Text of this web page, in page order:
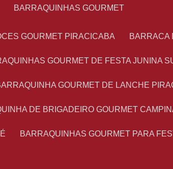
BARRAQUINHAS GOURMET
GOURMET PIRACICABA
GOURMET DE FESTA JUNINA
BARRAQUINHA GOURMET DE LANCHE
DE BRIGADEIRO GOURMET
BARRAQUINHAS GOURMET PARA